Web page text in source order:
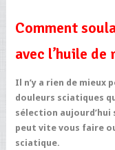
Comment
avec l’huile de
Il n’y a rien de mieux
douleurs sciatiques
sélection
peut vite vous faire
sciatique.